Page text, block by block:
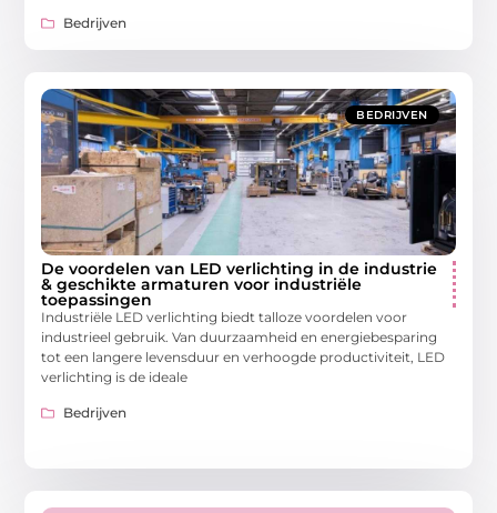
Bedrijven
BEDRIJVEN
De voordelen van LED verlichting in de industrie
& geschikte armaturen voor industriële
toepassingen
Industriële LED verlichting biedt talloze voordelen voor
industrieel gebruik. Van duurzaamheid en energiebesparing
tot een langere levensduur en verhoogde productiviteit, LED
verlichting is de ideale
Bedrijven